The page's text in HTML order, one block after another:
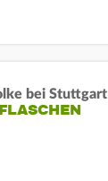
bei Stuttgart